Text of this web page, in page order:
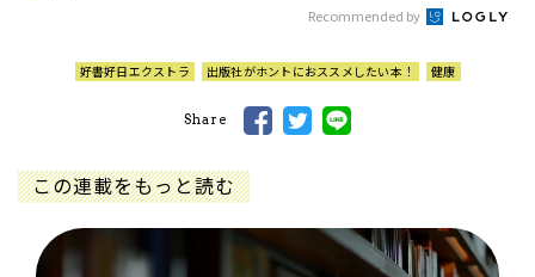
Recommended by
好書好日エクストラ 出版社がホントにおススメしたい本！ 健康
Share
この連載をもっと読む